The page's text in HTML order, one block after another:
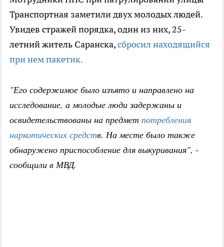
Транспортная заметили двух молодых людей.
Увидев стражей порядка, один из них, 25-
летний житель Саранска,сбросил находящийся
при нем пакетик.
"Его содержимое было изъято и направлено на
исследование, а молодые люди задержаны и
освидетельствованы на предмет потребления
наркотических средств. На месте было также
обнаружено приспособление для выкуривания", -
сообщили в МВД.